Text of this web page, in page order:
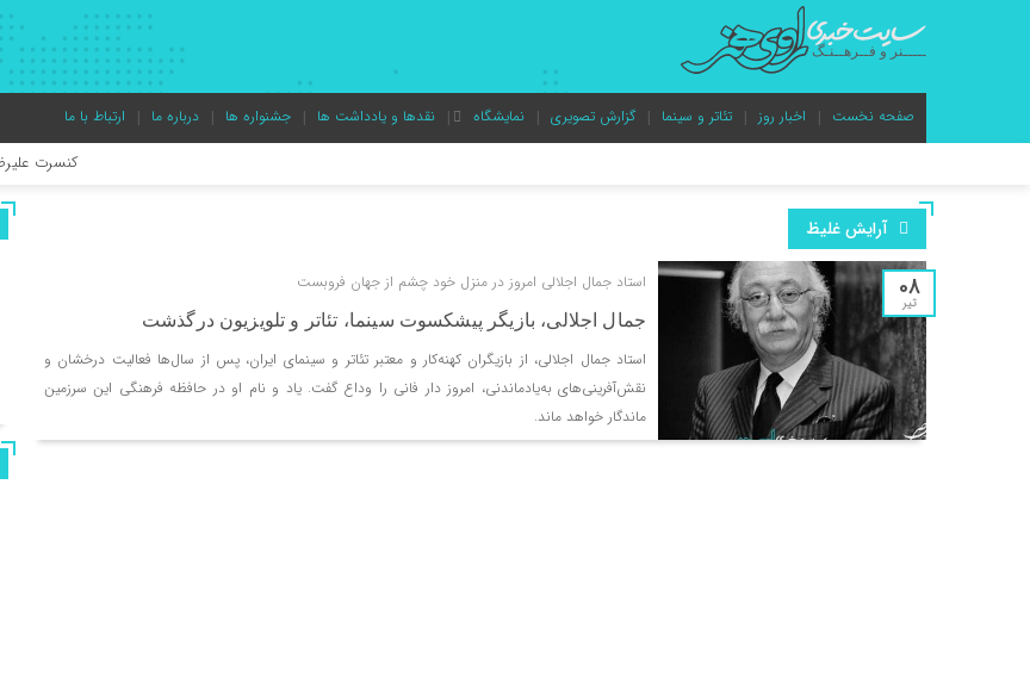
صفحه نخست اخبار روز تئاتر و سینما گزارش تصویری نمایشگاه نقدها و یادداشت ها جشنواره ها درباره ما ارتباط با ما
کنسرت علیرضا قربانی به زودی
آغاز رویدادهای
«خالده» در راه ایتالیا/
در آستانه آغاز اجرا در
ابراهیم برفرازی هم‌زمان
«درخت گیلاس» به
آرایش غلیظ
08
تیر
استاد جمال اجلالی امروز در منزل خود چشم از جهان فروبست
جمال اجلالی، بازیگر پیشکسوت سینما، تئاتر و تلویزیون درگذشت
استاد جمال اجلالی، از بازیگران کهنه‌کار و معتبر تئاتر و سینمای ایران، پس از سال‌ها فعالیت درخشان و
نقش‌آفرینی‌های به‌یادماندنی، امروز دار فانی را وداع گفت. یاد و نام او در حافظه فرهنگی این سرزمین
ماندگار خواهد ماند.